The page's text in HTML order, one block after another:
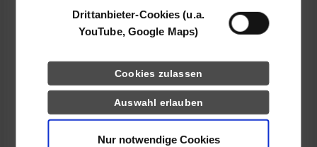
Drittanbieter-Cookies (u.a.
YouTube, Google Maps)
Cookies zulassen
Auswahl erlauben
Nur notwendige Cookies